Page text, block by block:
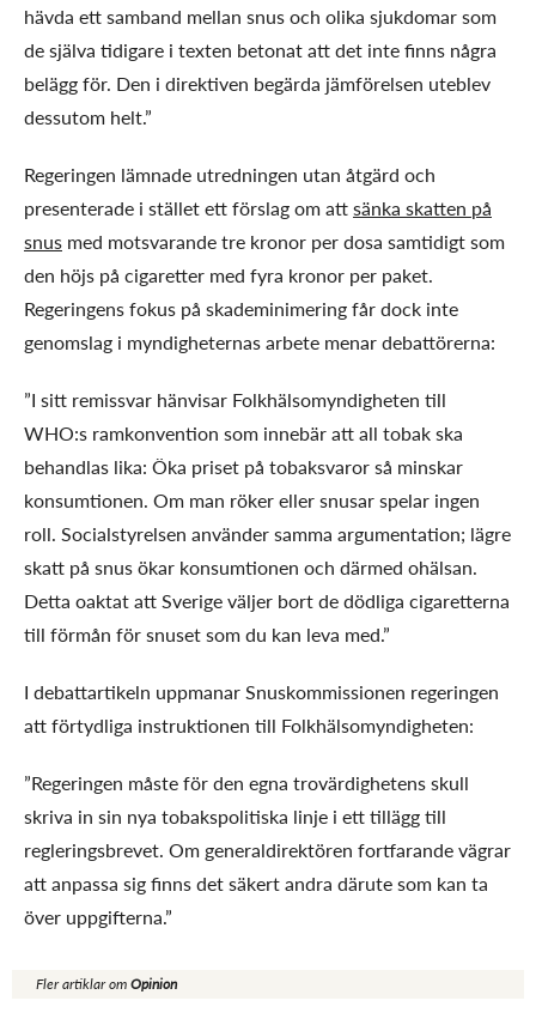
hävda ett samband mellan snus och olika sjukdomar som
de själva tidigare i texten betonat att det inte finns några
belägg för. Den i direktiven begärda jämförelsen uteblev
dessutom helt.”
Regeringen lämnade utredningen utan åtgärd och
presenterade i stället ett förslag om attsänka skatten på
snus med motsvarande tre kronor per dosa samtidigt som
den höjs på cigaretter med fyra kronor per paket.
Regeringens fokus på skademinimering får dock inte
genomslag i myndigheternas arbete menar debattörerna:
”I sitt remissvar hänvisar Folkhälsomyndigheten till
WHO:s ramkonvention som innebär att all tobak ska
behandlas lika: Öka priset på tobaksvaror så minskar
konsumtionen. Om man röker eller snusar spelar ingen
roll. Socialstyrelsen använder samma argumentation; lägre
skatt på snus ökar konsumtionen och därmed ohälsan.
Detta oaktat att Sverige väljer bort de dödliga cigaretterna
till förmån för snuset som du kan leva med.”
I debattartikeln uppmanar Snuskommissionen regeringen
att förtydliga instruktionen till Folkhälsomyndigheten:
”Regeringen måste för den egna trovärdighetens skull
skriva in sin nya tobakspolitiska linje i ett tillägg till
regleringsbrevet. Om generaldirektören fortfarande vägrar
att anpassa sig finns det säkert andra därute som kan ta
över uppgifterna.”
Fler artiklar omOpinion